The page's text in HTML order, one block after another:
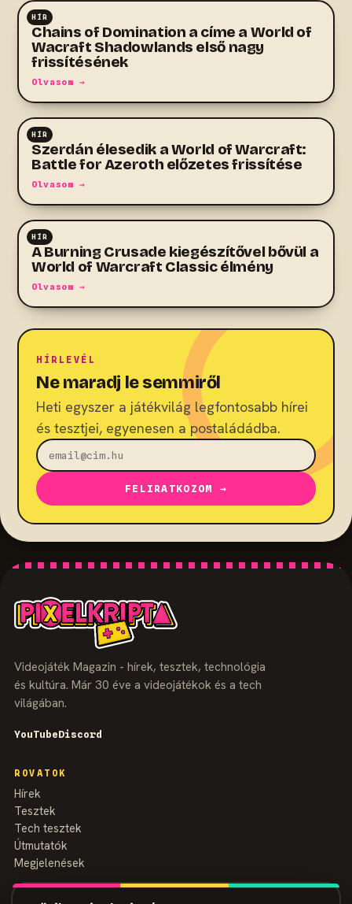
HÍR
MMO
Chains of Domination a címe a World of
Wacraft Shadowlands első nagy
frissítésének
Olvasom →
HÍR
MMO
Szerdán élesedik a World of Warcraft:
Battle for Azeroth előzetes frissítése
Olvasom →
HÍR
MMO
A Burning Crusade kiegészítővel bővül a
World of Warcraft Classic élmény
Olvasom →
HÍRLEVÉL
Ne maradj le semmiről
Heti egyszer a játékvilág legfontosabb hírei
és tesztjei, egyenesen a postaládádba.
FELIRATKOZOM →
Videojáték Magazin - hírek, tesztek, technológia
és kultúra. Már 30 éve a videojátékok és a tech
világában.
YouTubeDiscord
ROVATOK
Hírek
Tesztek
Tech tesztek
Útmutatók
Megjelenések